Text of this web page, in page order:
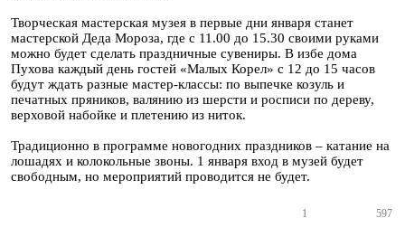
Творческая мастерская музея в первые дни января станет
мастерской Деда Мороза, где с 11.00 до 15.30 своими руками
можно будет сделать праздничные сувениры. В избе дома
Пухова каждый день гостей «Малых Корел» с 12 до 15 часов
будут ждать разные мастер-классы: по выпечке козуль и
печатных пряников, валянию из шерсти и росписи по дереву,
верховой набойке и плетению из ниток.
Традиционно в программе новогодних праздников – катание на
лошадях и колокольные звоны. 1 января вход в музей будет
свободным, но мероприятий проводится не будет.
1 597